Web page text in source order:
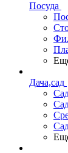
Посуда
Дача,сад